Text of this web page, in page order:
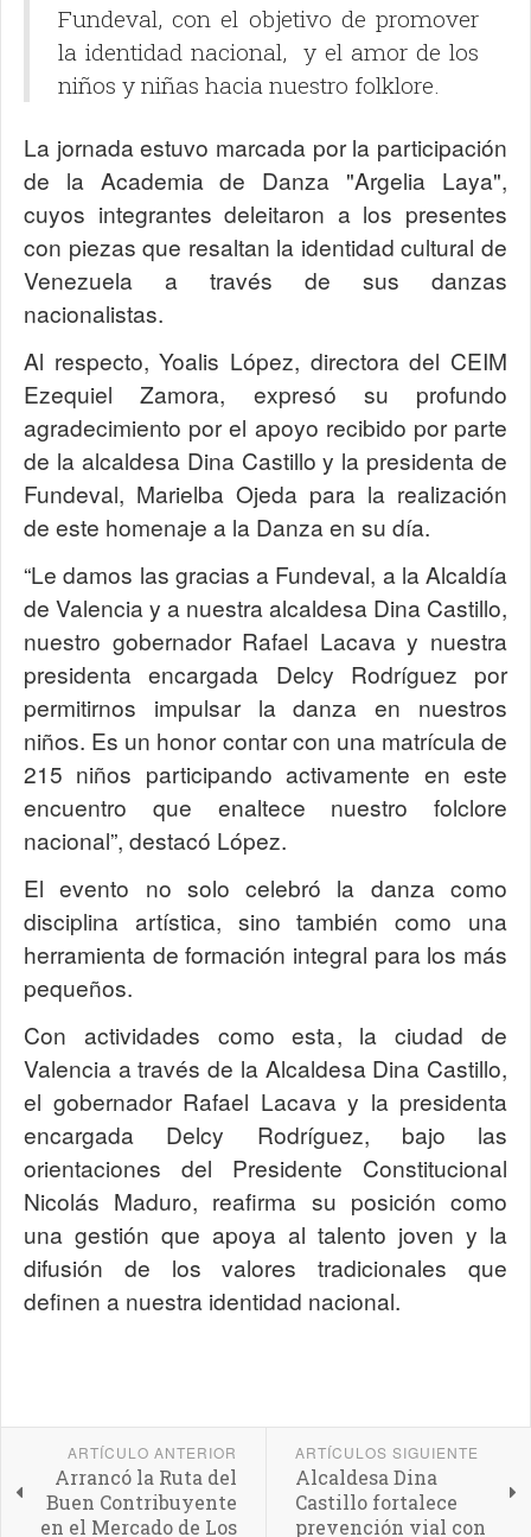
Fundeval, con el objetivo de promover
la identidad nacional, y el amor de los
niños y niñas hacia nuestro folklore.
La jornada estuvo marcada por la participación
de la Academia de Danza "Argelia Laya",
cuyos integrantes deleitaron a los presentes
con piezas que resaltan la identidad cultural de
Venezuela a través de sus danzas
nacionalistas.
Al respecto, Yoalis López, directora del CEIM
Ezequiel Zamora, expresó su profundo
agradecimiento por el apoyo recibido por parte
de la alcaldesa Dina Castillo y la presidenta de
Fundeval, Marielba Ojeda para la realización
de este homenaje a la Danza en su día.
“Le damos las gracias a Fundeval, a la Alcaldía
de Valencia y a nuestra alcaldesa Dina Castillo,
nuestro gobernador Rafael Lacava y nuestra
presidenta encargada Delcy Rodríguez por
permitirnos impulsar la danza en nuestros
niños. Es un honor contar con una matrícula de
215 niños participando activamente en este
encuentro que enaltece nuestro folclore
nacional”, destacó López.
El evento no solo celebró la danza como
disciplina artística, sino también como una
herramienta de formación integral para los más
pequeños.
Con actividades como esta, la ciudad de
Valencia a través de la Alcaldesa Dina Castillo,
el gobernador Rafael Lacava y la presidenta
encargada Delcy Rodríguez, bajo las
orientaciones del Presidente Constitucional
Nicolás Maduro, reafirma su posición como
una gestión que apoya al talento joven y la
difusión de los valores tradicionales que
definen a nuestra identidad nacional.
ARTÍCULO ANTERIOR
Arrancó la Ruta del
Buen Contribuyente
en el Mercado de Los
ARTÍCULOS SIGUIENTE
Alcaldesa Dina
Castillo fortalece
prevención vial con